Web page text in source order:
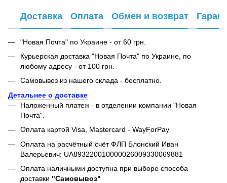
Доставка Оплата Обмен и возврат
"Новая Почта" по Украине - от 60 грн.
Курьерская доставка "Новая Почта" по Украине, по
любому адресу - от 100 грн.
Самовывоз из нашего склада - бесплатно.
Детальнее о доставке
Наложенный платеж - в отделении компании "Новая
Почта".
Оплата картой Visa, Mastercard - WayForPay
Оплата на расчётный счёт ФЛП Блонский Иван
Валерьевич: UA893220010000026009330069881
Оплата наличными доступна при выборе способа
доставки "Самовывоз"